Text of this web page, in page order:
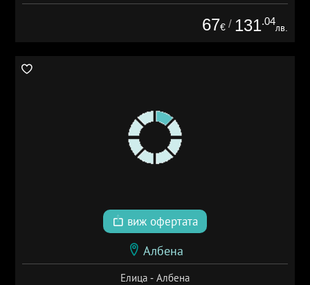
67€ / 131.04
лв.
виж офертата
Албена
Елица - Албена